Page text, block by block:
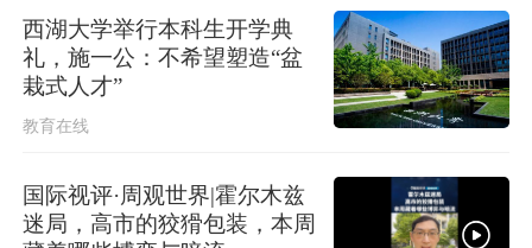
西湖大学举行本科生开学典
礼，施一公：不希望塑造“盆
栽式人才”
教育在线
国际视评·周观世界|霍尔木兹
迷局，高市的狡猾包装，本周